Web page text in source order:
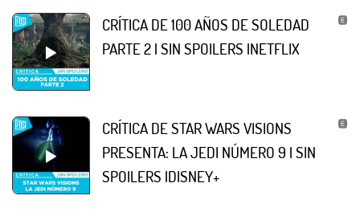
CRÍTICA DE 100 AÑOS DE SOLEDAD
PARTE 2 | SIN SPOILERS |NETFLIX
CRÍTICA DE STAR WARS VISIONS
PRESENTA: LA JEDI NÚMERO 9 | SIN
SPOILERS |DISNEY+